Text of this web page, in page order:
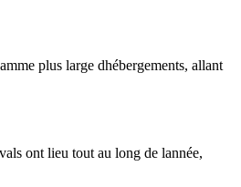
plus large dhébergements, allant
ont lieu tout au long de lannée,